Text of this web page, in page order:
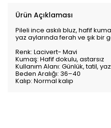
Ürün Açıklaması
Pileli ince askılı bluz, hafif
yaz aylarında ferah ve şık bir
Renk: Lacivert- Mavi
Kumaş: Hafif dokulu, astarsız
Kullanım Alanı: Günlük, tatil,
Beden Aralığı: 36–40
Kalıp: Normal kalıp